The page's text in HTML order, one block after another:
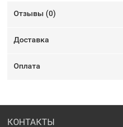
Отзывы (0)
Доставка
Оплата
КОНТАКТЫ